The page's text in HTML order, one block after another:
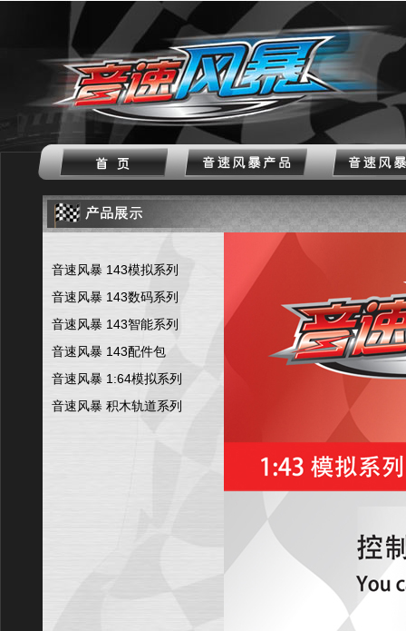
音速风暴 143模拟系列
音速风暴 143数码系列
音速风暴 143智能系列
音速风暴 143配件包
音速风暴 1:64模拟系列
音速风暴 积木轨道系列